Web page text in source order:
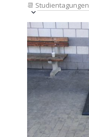
📆 Studientagungen
Ansichten-
Navigation
Veranstaltung
Ansichten-
Navigation
Datum
auswählen.
List
of
Veranstaltungen
in
Photo
View